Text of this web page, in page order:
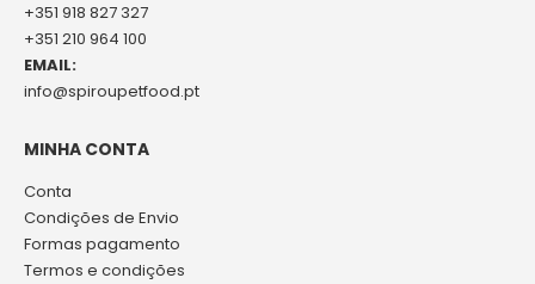
+351 918 827 327
+351 210 964 100
EMAIL:
info@spiroupetfood.pt
MINHA CONTA
Conta
Condições de Envio
Formas pagamento
Termos e condições